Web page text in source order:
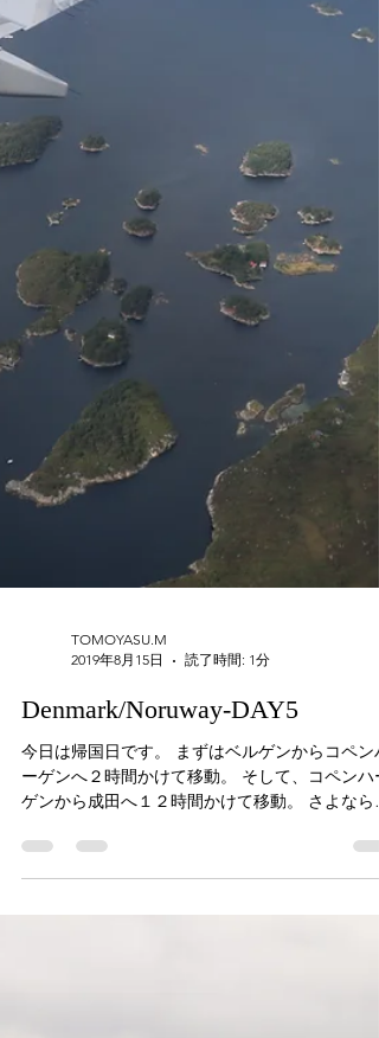
2019年8月15日
読了時間: 1分
Denmark/Noruway-DAY5
今日は帰国日です。 まずはベルゲンからコペンハ
ゲンから成田へ１２時間かけて移動。 さよなら、
北欧の大地よ。 白ワインと赤ワインで、 １回目